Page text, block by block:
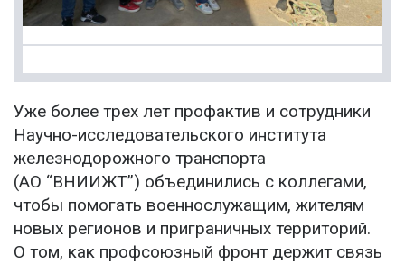
Уже более трех лет профактив и сотрудники
Научно-исследовательского института
железнодорожного транспорта
(АО “ВНИИЖТ”) объединились с коллегами,
чтобы помогать военнослужащим, жителям
новых регионов и приграничных территорий.
О том, как профсоюзный фронт держит связь